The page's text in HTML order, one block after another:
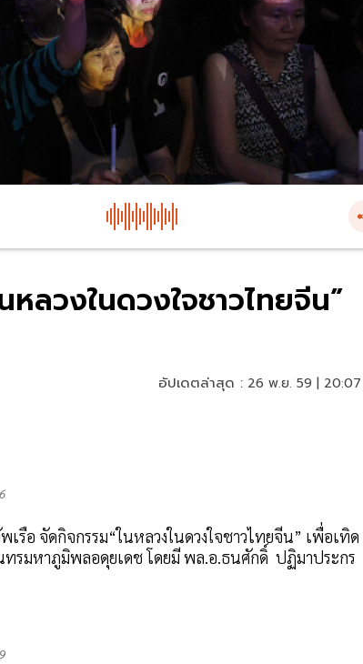
ลวงในดวงใจชาวไทยจีน”
อัปเดตล่าสุด : 26 พ.ย. 59 |
อ จัดกิจกรรม“ในหลวงในดวงใจชาวไทยจีน” เพื่อเทิด
ทรมหาภูมิพลอดุยเดช โดยมี พล.อ.ธนศักดิ์ ปฏิมาประกร